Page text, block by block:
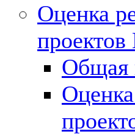
Оценка
Общая